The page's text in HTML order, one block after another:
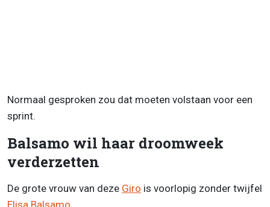
Normaal gesproken zou dat moeten volstaan voor een
sprint.
Balsamo wil haar droomweek
verderzetten
De grote vrouw van deze Giro is voorlopig zonder twijfel